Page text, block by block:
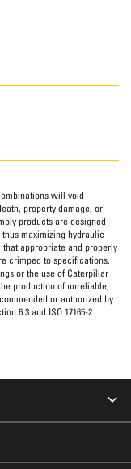
will void
property damage, or
products are designed
maximizing hydraulic
appropriate and properly
crimped to specifications.
or the use of Caterpillar
production of unreliable,
or authorized by
6.3 and ISO 17165-2